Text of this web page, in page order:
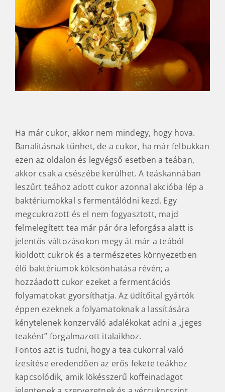
Ha már cukor, akkor nem mindegy, hogy hova.
Banalitásnak tűnhet, de a cukor, ha már felbukkan
ezen az oldalon és legvégső esetben a teában,
akkor csak a csészébe kerülhet. A teáskannában
leszűrt teához adott cukor azonnal akcióba lép a
baktériumokkal s fermentálódni kezd. Egy
megcukrozott és el nem fogyasztott, majd
felmelegített tea már pár óra leforgása alatt is
jelentős változásokon megy át már a teából
kioldott cukrok és a természetes környezetben
élő baktériumok kölcsönhatása révén; a
hozzáadott cukor ezeket a fermentációs
folyamatokat gyorsíthatja. Az üdítőital gyártók
éppen ezeknek a folyamatoknak a lassítására
kénytelenek konzerváló adalékokat adni a „jeges
teaként” forgalmazott italaikhoz.
Fontos azt is tudni, hogy a tea cukorral való
ízesítése eredendően az erős fekete teákhoz
kapcsolódik, amik lökésszerű koffeinadagot